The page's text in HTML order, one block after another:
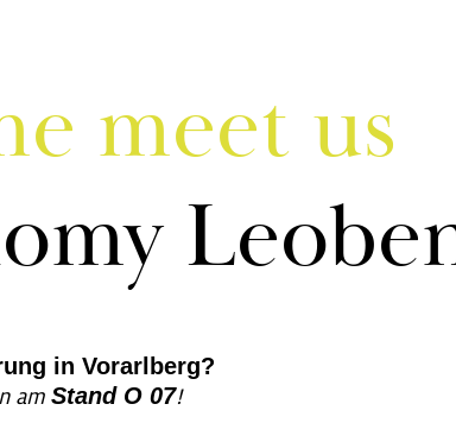
meet us
in Vor­arl­berg?
am Stand O 07!